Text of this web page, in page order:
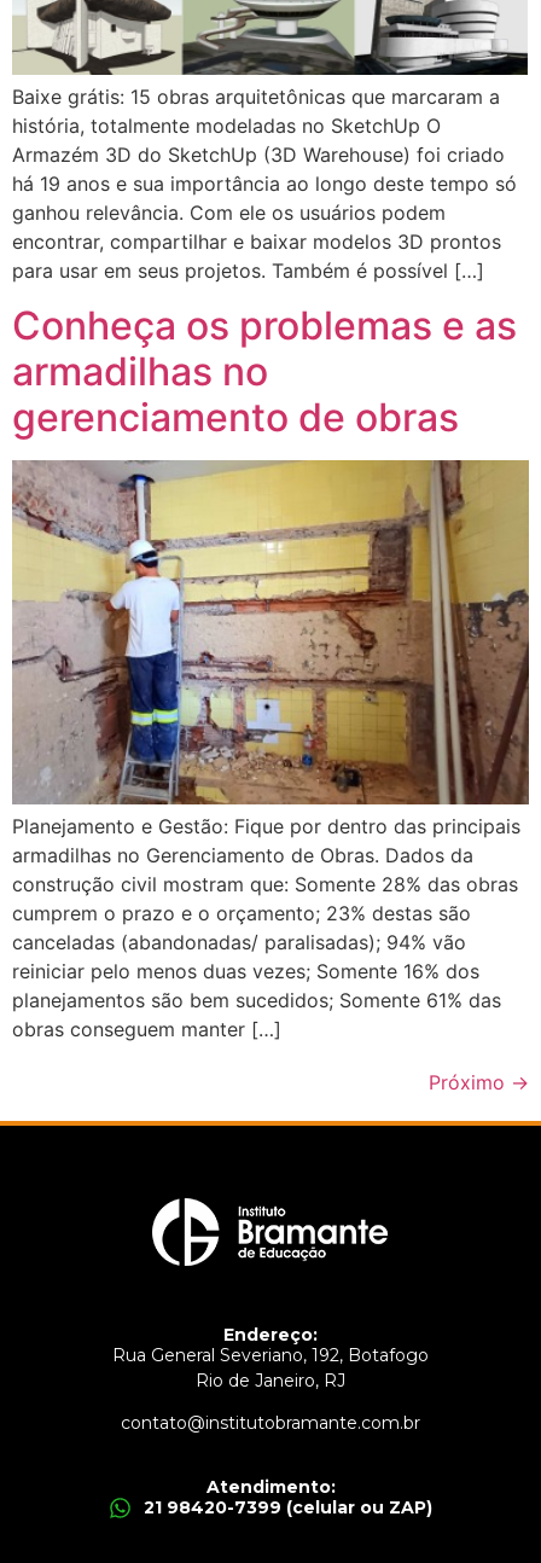
Baixe grátis: 15 obras arquitetônicas que marcaram a
história, totalmente modeladas no SketchUp O
Armazém 3D do SketchUp (3D Warehouse) foi criado
há 19 anos e sua importância ao longo deste tempo só
ganhou relevância. Com ele os usuários podem
encontrar, compartilhar e baixar modelos 3D prontos
para usar em seus projetos. Também é possível […]
Conheça os problemas e as
armadilhas no
gerenciamento de obras
Planejamento e Gestão: Fique por dentro das principais
armadilhas no Gerenciamento de Obras. Dados da
construção civil mostram que: Somente 28% das obras
cumprem o prazo e o orçamento; 23% destas são
canceladas (abandonadas/ paralisadas); 94% vão
reiniciar pelo menos duas vezes; Somente 16% dos
planejamentos são bem sucedidos; Somente 61% das
obras conseguem manter […]
Próximo →
Endereço:
Rua General Severiano, 192, Botafogo
Rio de Janeiro, RJ
contato@institutobramante.com.br
Atendimento:
21 98420-7399 (celular ou ZAP)